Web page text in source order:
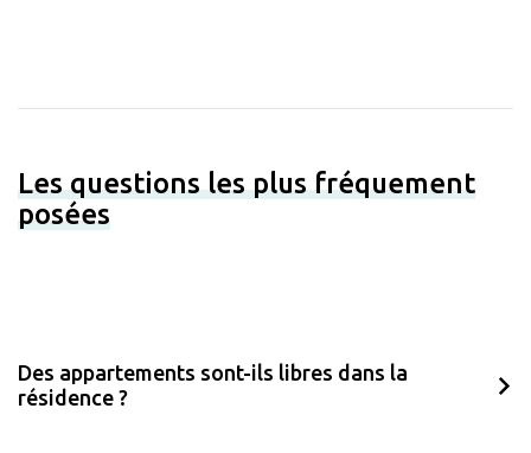
Les questions les plus fréquement
posées
Des appartements sont-ils libres dans la
résidence ?